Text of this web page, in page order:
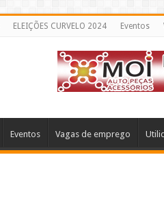
ELEIÇÕES CURVELO 2024 Eventos
Eventos Vagas de emprego